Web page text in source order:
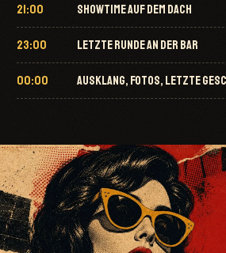
21:00 SHOWTIME AUF DEM DACH
23:00 LETZTE RUNDE AN DER BAR
00:00 AUSKLANG, FOTOS, LETZTE